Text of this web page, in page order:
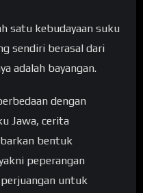
satu kebudayaan suku
sendiri berasal dari
adalah bayangan.
dengan
Jawa, cerita
bentuk
peperangan
untuk